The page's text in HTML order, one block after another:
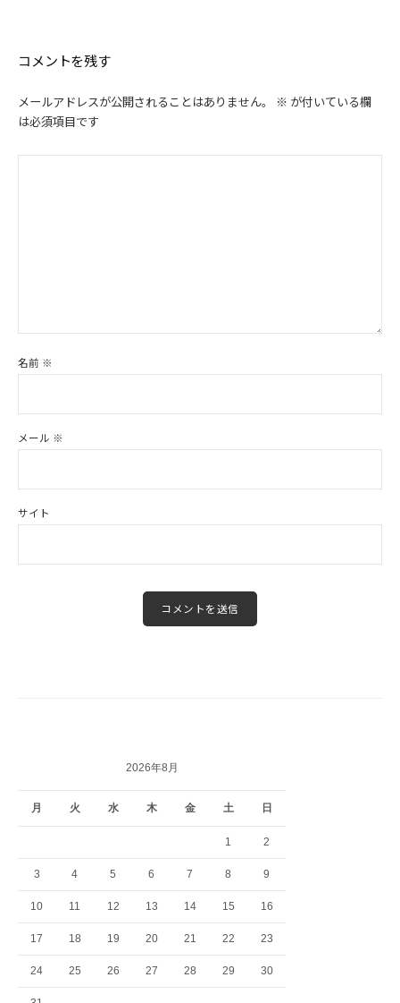
ン
コメントを残す
メールアドレスが公開されることはありません。 ※ が付いている欄
は必須項目です
名前 ※
メール ※
サイト
2026年8月
月 火 水 木 金 土 日
1 2
3 4 5 6 7 8 9
10 11 12 13 14 15 16
17 18 19 20 21 22 23
24 25 26 27 28 29 30